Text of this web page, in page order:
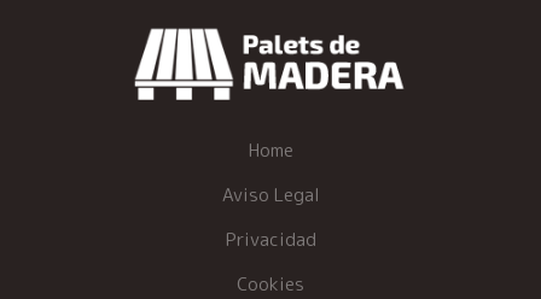
Home
Aviso Legal
Privacidad
Cookies